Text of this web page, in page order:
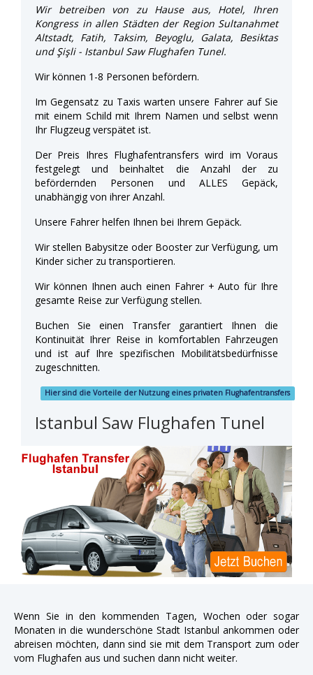
Wir betreiben von zu Hause aus, Hotel, Ihren
Kongress in allen Städten der Region Sultanahmet
Altstadt, Fatih, Taksim, Beyoglu, Galata, Besiktas
und Şişli - Istanbul Saw Flughafen Tunel.
Wir können 1-8 Personen befördern.
Im Gegensatz zu Taxis warten unsere Fahrer auf Sie
mit einem Schild mit Ihrem Namen und selbst wenn
Ihr Flugzeug verspätet ist.
Der Preis Ihres Flughafentransfers wird im Voraus
festgelegt und beinhaltet die Anzahl der zu
befördernden Personen und ALLES Gepäck,
unabhängig von ihrer Anzahl.
Unsere Fahrer helfen Ihnen bei Ihrem Gepäck.
Wir stellen Babysitze oder Booster zur Verfügung, um
Kinder sicher zu transportieren.
Wir können Ihnen auch einen Fahrer + Auto für Ihre
gesamte Reise zur Verfügung stellen.
Buchen Sie einen Transfer garantiert Ihnen die
Kontinuität Ihrer Reise in komfortablen Fahrzeugen
und ist auf Ihre spezifischen Mobilitätsbedürfnisse
zugeschnitten.
Hier sind die Vorteile der Nutzung eines privaten Flughafentransfers
Istanbul Saw Flughafen Tunel
Wenn Sie in den kommenden Tagen, Wochen oder sogar
Monaten in die wunderschöne Stadt Istanbul ankommen oder
abreisen möchten, dann sind sie mit dem Transport zum oder
vom Flughafen aus und suchen dann nicht weiter.